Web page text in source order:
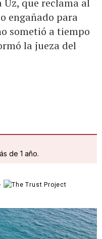
Uz, que reclama al
engañado para
sometió a tiempo
la jueza del
de 1 año.